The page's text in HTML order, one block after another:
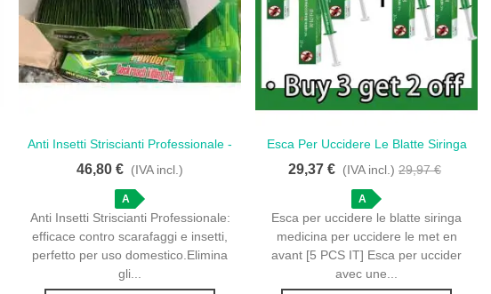
Amore
Anti Insetti Striscianti Professionale -
50 Bustine Per Scarafaggi
46,80 € (IVA incl.)
A
Anti Insetti Striscianti Professionale:
efficace contro scarafaggi e insetti,
perfetto per uso domestico.Elimina
gli...
Amore
Esca Per Uccidere Le Blatte Siringa
Medicina Per Uccidere Le - [5 PCS
IT] Esca Per Uccidere Le Blatte,
Siringa, Medicina Per Ucc
29,37 € (IVA incl.) 29,97 €
A
Esca per uccidere le blatte siringa
medicina per uccidere le met en
avant [5 PCS IT] Esca per uccider
avec une...